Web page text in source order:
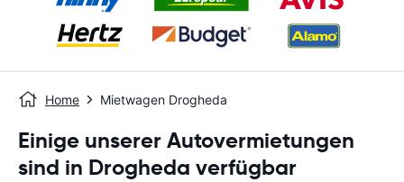
Home Mietwagen Drogheda
Einige unserer Autovermietungen
sind in Drogheda verfügbar